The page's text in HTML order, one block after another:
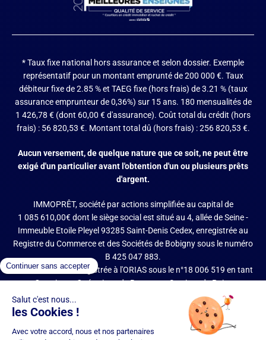
* Taux fixe national hors assurance et selon dossier. Exemple
représentatif pour un montant emprunté de 200 000 €. Taux
débiteur fixe de 2.85 % et TAEG fixe (hors frais) de 3.21 % (taux
assurance emprunteur de 0,36%) sur 15 ans. 180 mensualités de
1 426,78 € (dont 60,00 € d'assurance). Coût total du crédit (hors
frais) : 56 820,53 €. Montant total dû (hors frais) : 256 820,53 €.
Aucun versement, de quelque nature que ce soit, ne peut être
exigé d'un particulier avant l'obtention d'un ou plusieurs prêts
d'argent.
IMMOPRÊT, société par actions simplifiée au capital de
1 085 610,00€ dont le siège social est situé au 4, allée de Seine -
Immeuble Etoile Pleyel 93285 Saint-Denis Cedex, enregistrée au
Registre du Commerce et des Sociétés de Bobigny sous le numéro
B 425 047 883.
IMMOPRÊT est enregistrée à l'ORIAS sous le n°18 006 519 en tant
que Courtier en Opérations de Banque et Services de Paiement
(COBSP), Mandataire d'intermédiaire en opérations de banque et
services de paiement (MIOBSP) de la société Partners Finances
(RCS Nancy n°404 681 496, Mandataire Non Exclusif, ORIAS n°07
036 794) pour le Regroupement de crédits et Courtier d'assurance